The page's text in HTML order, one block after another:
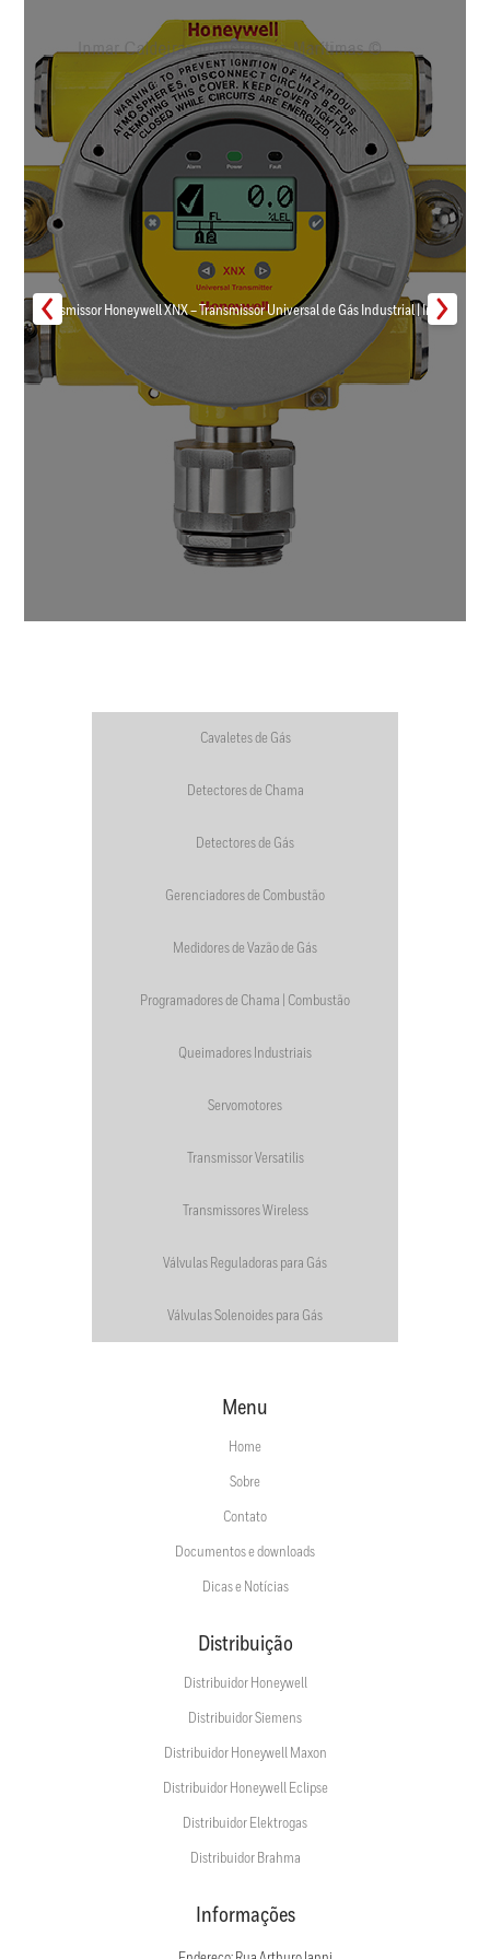
Transmissor Honeywell XNX – Transmissor Universal de Gás Industrial | Inmar
Cavaletes de Gás
Detectores de Chama
Detectores de Gás
Gerenciadores de Combustão
Medidores de Vazão de Gás
Programadores de Chama | Combustão
Queimadores Industriais
Servomotores
Transmissor Versatilis
Transmissores Wireless
Válvulas Reguladoras para Gás
Válvulas Solenoides para Gás
Menu
Home
Sobre
Contato
Documentos e downloads
Dicas e Notícias
Distribuição
Distribuidor Honeywell
Distribuidor Siemens
Distribuidor Honeywell Maxon
Distribuidor Honeywell Eclipse
Distribuidor Elektrogas
Distribuidor Brahma
Informações